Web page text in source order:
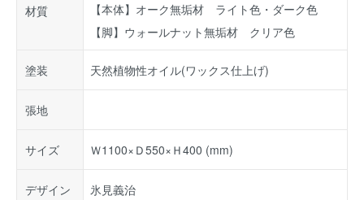
材質
【本体】オーク無垢材 ライト色・ダーク色
【脚】ウォールナット無垢材 クリア色
塗装 天然植物性オイル(ワックス仕上げ)
張地
サイズ Ｗ1100×Ｄ550×Ｈ400 (mm)
デザイン 氷見義治